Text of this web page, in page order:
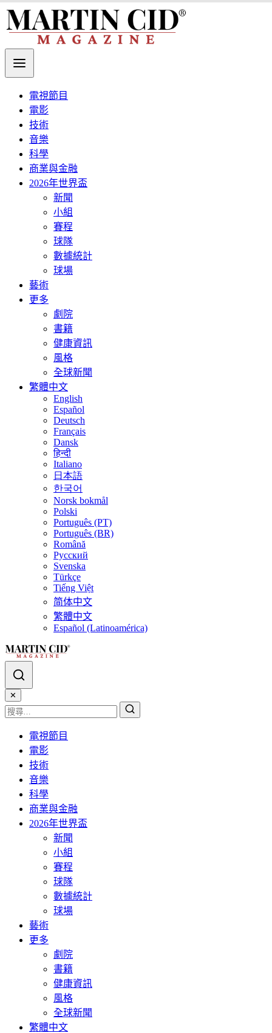
電視節目
電影
技術
音樂
科學
商業與金融
2026年世界盃
新聞
小組
賽程
球隊
數據統計
球場
藝術
更多
劇院
書籍
健康資訊
風格
全球新聞
繁體中文
English
Español
Deutsch
Français
Dansk
हिन्दी
Italiano
日本語
한국어
Norsk bokmål
Polski
Português (PT)
Português (BR)
Română
Русский
Svenska
Türkçe
Tiếng Việt
简体中文
繁體中文
Español (Latinoamérica)
✕
電視節目
電影
技術
音樂
科學
商業與金融
2026年世界盃
新聞
小組
賽程
球隊
數據統計
球場
藝術
更多
劇院
書籍
健康資訊
風格
全球新聞
繁體中文